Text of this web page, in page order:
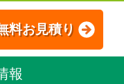
料お見積り
報